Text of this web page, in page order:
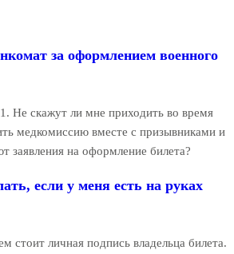
за оформлением военного
Не скажут ли мне приходить во время
медкомиссию вместе с призывниками и
заявления на оформление билета?
если у меня есть на руках
стоит личная подпись владельца билета.